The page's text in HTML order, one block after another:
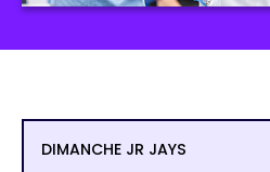
DIMANCHE JR JAYS